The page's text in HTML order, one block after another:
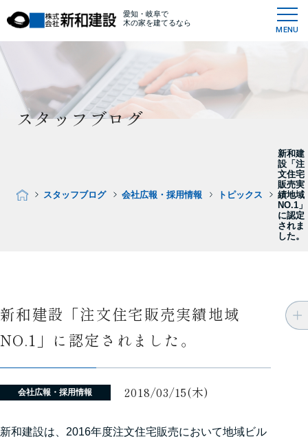
愛知・岐阜で
木の家を建てるなら
MENU
スタッフブログ
スタッフブログ 会社広報・採用情報 トピックス
新和建
設「注
文住宅
販売実
績地域
NO.1」
に認定
されま
した。
新和建設「注文住宅販売実績地域
NO.1」に認定されました。
会社広報・採用情報 2018/03/15(木)
新和建設は、2016年度注文住宅販売において地域ビル